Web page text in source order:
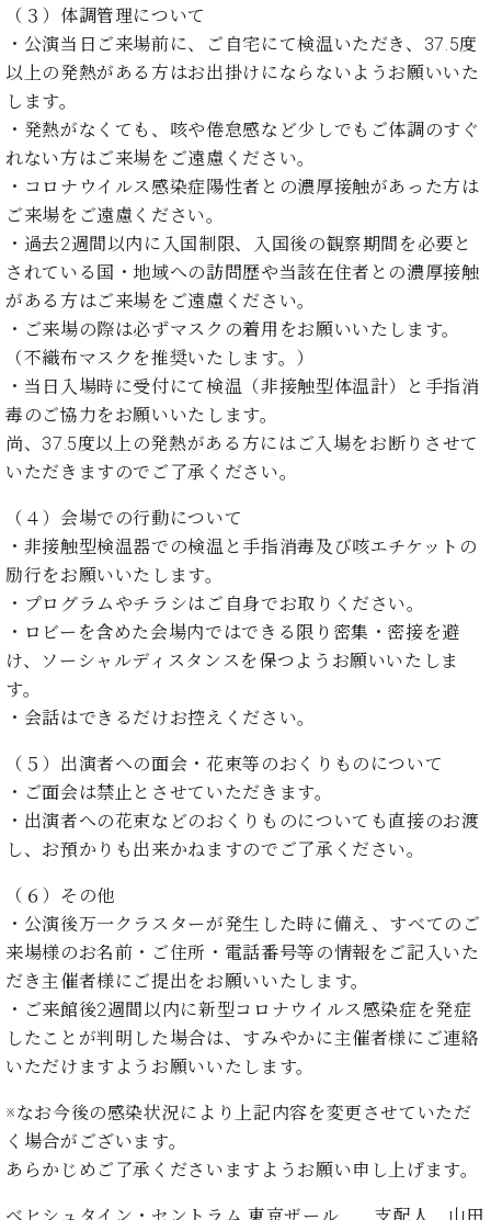
シ
ュ
イ
ン
レ
ジ
デ
ン
ス
ベ
ヒ
シ
ュ
タ
ン
コ
サ
ー
ト
グ
ラ
ア
C.
ベ
ヒ
ュ
タ
ン
コ
ン
サ
ー
ア
ッ
ラ
ピ
ア
製
造
番
号
ュ
タ
イ
ン
弾
く
前
に
ベ
ヒ
シ
タ
イ
ン・
シ
ュ
レ
納
入
績
ホ
ー
ル・
タ
ジ
オ
入
実
績
楽
教
室
愛
用
者
キ
ン
ペ
ー
ン
コ
ン
サ
ト
レ
ッ
ス
ン
イ
ン
ト
代
店
主
催
イ
ン
ト
ク
ー
ル
音
教
室
店
舗・
サ
ロ
ン・
調
律
格
的
学
ぶ
方
ま
で
歓
迎。
ベヒ
シュ
タイ
ン・
シュ
ーレ
音楽
ベ
ヒ
タ
ン
・
ン
ト
ラ
ム
東
店
長
ご
挨
拶
展
情
報
ホー
スタ
会
社
案
内
お
問
合
（３）体調管理について
・公演当日ご来場前に、ご自宅にて検温いただき、37.5度
以上の発熱がある方はお出掛けにならないようお願いいた
します。
・発熱がなくても、咳や倦怠感など少しでもご体調のすぐ
れない方はご来場をご遠慮ください。
・コロナウイルス感染症陽性者との濃厚接触があった方は
ご来場をご遠慮ください。
・過去2週間以内に入国制限、入国後の観察期間を必要と
されている国・地域への訪問歴や当該在住者との濃厚接触
がある方はご来場をご遠慮ください。
・ご来場の際は必ずマスクの着用をお願いいたします。
（不織布マスクを推奨いたします。）
・当日入場時に受付にて検温（非接触型体温計）と手指消
毒のご協力をお願いいたします。
尚、37.5度以上の発熱がある方にはご入場をお断りさせて
いただきますのでご了承ください。
（４）会場での行動について
・非接触型検温器での検温と手指消毒及び咳エチケットの
励行をお願いいたします。
・プログラムやチラシはご自身でお取りください。
・ロビーを含めた会場内ではできる限り密集・密接を避
け、ソーシャルディスタンスを保つようお願いいたしま
す。
・会話はできるだけお控えください。
（５）出演者への面会・花束等のおくりものについて
・ご面会は禁止とさせていただきます。
・出演者への花束などのおくりものについても直接のお渡
し、お預かりも出来かねますのでご了承ください。
（６）その他
・公演後万一クラスターが発生した時に備え、すべてのご
来場様のお名前・ご住所・電話番号等の情報をご記入いた
だき主催者様にご提出をお願いいたします。
・ご来館後2週間以内に新型コロナウイルス感染症を発症
したことが判明した場合は、すみやかに主催者様にご連絡
いただけますようお願いいたします。
※なお今後の感染状況により上記内容を変更させていただ
く場合がございます。
あらかじめご了承くださいますようお願い申し上げます。
ベヒシュタイン・セントラム 東京ザール 支配人 山田